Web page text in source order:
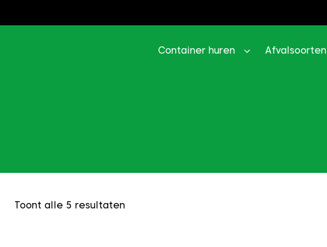
Container huren
Afvalsoorten
Toont alle 5 resultaten